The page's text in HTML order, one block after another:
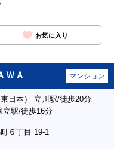
お気に入り
ＷＡ マンション
日本） 立川駅/徒歩20分
立駅/徒歩16分
６丁目 19-1